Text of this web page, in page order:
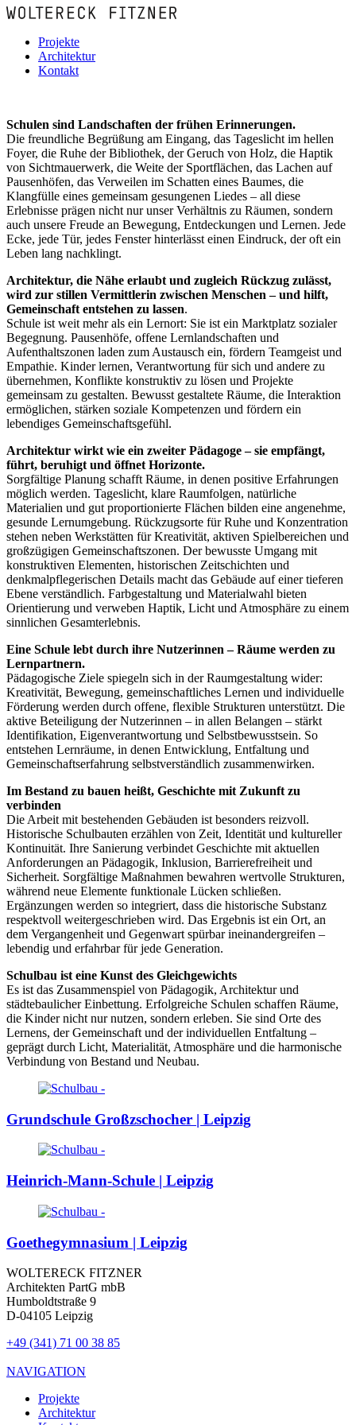
Projekte
Architektur
Kontakt
Schulen sind Landschaften der frühen Erinnerungen.
Die freundliche Begrüßung am Eingang, das Tageslicht im hellen
Foyer, die Ruhe der Bibliothek, der Geruch von Holz, die Haptik
von Sichtmauerwerk, die Weite der Sportflächen, das Lachen auf
Pausenhöfen, das Verweilen im Schatten eines Baumes, die
Klangfülle eines gemeinsam gesungenen Liedes – all diese
Erlebnisse prägen nicht nur unser Verhältnis zu Räumen, sondern
auch unsere Freude an Bewegung, Entdeckungen und Lernen. Jede
Ecke, jede Tür, jedes Fenster hinterlässt einen Eindruck, der oft ein
Leben lang nachklingt.
Architektur, die Nähe erlaubt und zugleich Rückzug zulässt,
wird zur stillen Vermittlerin zwischen Menschen – und hilft,
Gemeinschaft entstehen zu lassen.
Schule ist weit mehr als ein Lernort: Sie ist ein Marktplatz sozialer
Begegnung. Pausenhöfe, offene Lernlandschaften und
Aufenthaltszonen laden zum Austausch ein, fördern Teamgeist und
Empathie. Kinder lernen, Verantwortung für sich und andere zu
übernehmen, Konflikte konstruktiv zu lösen und Projekte
gemeinsam zu gestalten. Bewusst gestaltete Räume, die Interaktion
ermöglichen, stärken soziale Kompetenzen und fördern ein
lebendiges Gemeinschaftsgefühl.
Architektur wirkt wie ein zweiter Pädagoge – sie empfängt,
führt, beruhigt und öffnet Horizonte.
Sorgfältige Planung schafft Räume, in denen positive Erfahrungen
möglich werden. Tageslicht, klare Raumfolgen, natürliche
Materialien und gut proportionierte Flächen bilden eine angenehme,
gesunde Lernumgebung. Rückzugsorte für Ruhe und Konzentration
stehen neben Werkstätten für Kreativität, aktiven Spielbereichen und
großzügigen Gemeinschaftszonen. Der bewusste Umgang mit
konstruktiven Elementen, historischen Zeitschichten und
denkmalpflegerischen Details macht das Gebäude auf einer tieferen
Ebene verständlich. Farbgestaltung und Materialwahl bieten
Orientierung und verweben Haptik, Licht und Atmosphäre zu einem
sinnlichen Gesamterlebnis.
Eine Schule lebt durch ihre Nutzerinnen – Räume werden zu
Lernpartnern.
Pädagogische Ziele spiegeln sich in der Raumgestaltung wider:
Kreativität, Bewegung, gemeinschaftliches Lernen und individuelle
Förderung werden durch offene, flexible Strukturen unterstützt. Die
aktive Beteiligung der Nutzerinnen – in allen Belangen – stärkt
Identifikation, Eigenverantwortung und Selbstbewusstsein. So
entstehen Lernräume, in denen Entwicklung, Entfaltung und
Gemeinschaftserfahrung selbstverständlich zusammenwirken.
Im Bestand zu bauen heißt, Geschichte mit Zukunft zu
verbinden
Die Arbeit mit bestehenden Gebäuden ist besonders reizvoll.
Historische Schulbauten erzählen von Zeit, Identität und kultureller
Kontinuität. Ihre Sanierung verbindet Geschichte mit aktuellen
Anforderungen an Pädagogik, Inklusion, Barrierefreiheit und
Sicherheit. Sorgfältige Maßnahmen bewahren wertvolle Strukturen,
während neue Elemente funktionale Lücken schließen.
Ergänzungen werden so integriert, dass die historische Substanz
respektvoll weitergeschrieben wird. Das Ergebnis ist ein Ort, an
dem Vergangenheit und Gegenwart spürbar ineinandergreifen –
lebendig und erfahrbar für jede Generation.
Schulbau ist eine Kunst des Gleichgewichts
Es ist das Zusammenspiel von Pädagogik, Architektur und
städtebaulicher Einbettung. Erfolgreiche Schulen schaffen Räume,
die Kinder nicht nur nutzen, sondern erleben. Sie sind Orte des
Lernens, der Gemeinschaft und der individuellen Entfaltung –
geprägt durch Licht, Materialität, Atmosphäre und die harmonische
Verbindung von Bestand und Neubau.
Grundschule Großzschocher | Leipzig
Heinrich-Mann-Schule | Leipzig
Goethegymnasium | Leipzig
WOLTERECK FITZNER
Architekten PartG mbB
Humboldtstraße 9
D-04105 Leipzig
+49 (341) 71 00 38 85
NAVIGATION
Projekte
Architektur